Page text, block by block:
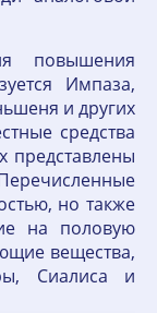
повышения
Импаза,
и других
средства
представлены
но также
на половую
вещества,
Сиалиса и